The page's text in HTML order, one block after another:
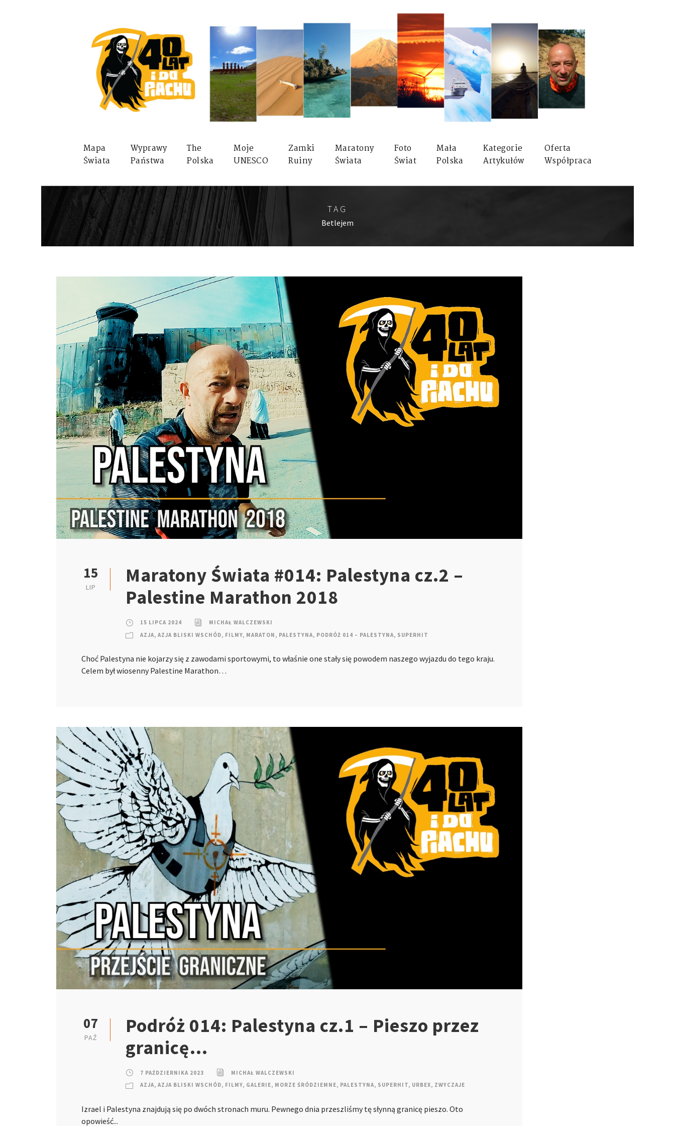
Mapa
Świata
Wyprawy
Państwa
The
Polska
Moje
UNESCO
Zamki
Ruiny
Maratony
Świata
Foto
Świat
Mała
Polska
Kategorie
Artykułów
Oferta
Współpraca
TAG
Betlejem
15
LIP
Maratony Świata #014: Palestyna cz.2 –
Palestine Marathon 2018
15 LIPCA 2024
MICHAŁ WALCZEWSKI
AZJA, AZJA BLISKI WSCHÓD, FILMY, MARATON , PALESTYNA, PODRÓŻ 014 – PALESTYNA, SUPERHIT
Choć Palestyna nie kojarzy się z zawodami sportowymi, to właśnie one stały się powodem naszego wyjazdu do tego kraju.
Celem był wiosenny Palestine Marathon…
07
PAŹ
Podróż 014: Palestyna cz.1 – Pieszo przez
granicę…
7 PAŹDZIERNIKA 2023
MICHAŁ WALCZEWSKI
AZJA, AZJA BLISKI WSCHÓD, FILMY, GALERIE, MORZE ŚRÓDZIEMNE, PALESTYNA, SUPERHIT, URBEX, ZWYCZAJE
Izrael i Palestyna znajdują się po dwóch stronach muru. Pewnego dnia przeszliśmy tę słynną granicę pieszo. Oto
opowieść...